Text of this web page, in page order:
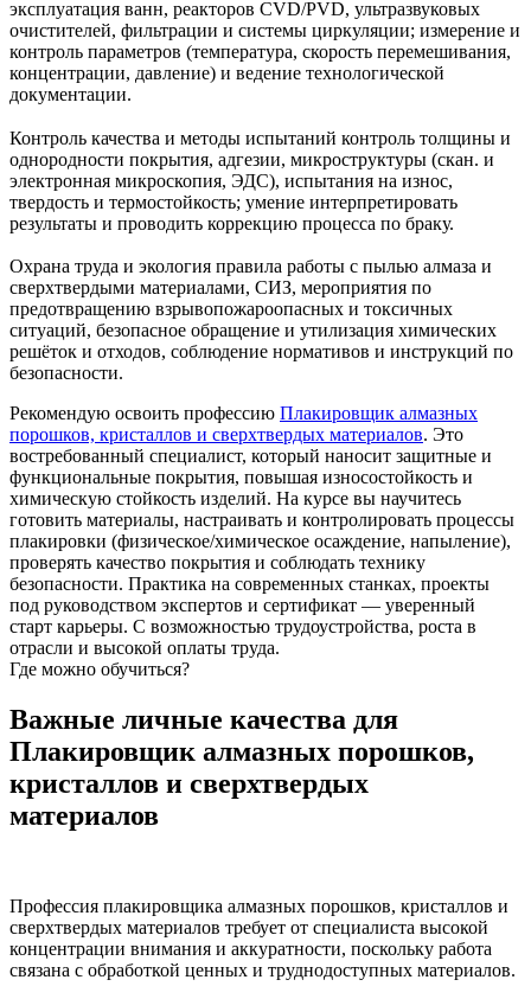
эксплуатация ванн, реакторов CVD/PVD, ультразвуковых
очистителей, фильтрации и системы циркуляции; измерение и
контроль параметров (температура, скорость перемешивания,
концентрации, давление) и ведение технологической
документации.
Контроль качества и методы испытаний контроль толщины и
однородности покрытия, адгезии, микроструктуры (скан. и
электронная микроскопия, ЭДС), испытания на износ,
твердость и термостойкость; умение интерпретировать
результаты и проводить коррекцию процесса по браку.
Охрана труда и экология правила работы с пылью алмаза и
сверхтвердыми материалами, СИЗ, мероприятия по
предотвращению взрывопожароопасных и токсичных
ситуаций, безопасное обращение и утилизация химических
решёток и отходов, соблюдение нормативов и инструкций по
безопасности.
Рекомендую освоить профессию Плакировщик алмазных
порошков, кристаллов и сверхтвердых материалов. Это
востребованный специалист, который наносит защитные и
функциональные покрытия, повышая износостойкость и
химическую стойкость изделий. На курсе вы научитесь
готовить материалы, настраивать и контролировать процессы
плакировки (физическое/химическое осаждение, напыление),
проверять качество покрытия и соблюдать технику
безопасности. Практика на современных станках, проекты
под руководством экспертов и сертификат — уверенный
старт карьеры. С возможностью трудоустройства, роста в
отрасли и высокой оплаты труда.
Где можно обучиться?
Важные личные качества для
Плакировщик алмазных порошков,
кристаллов и сверхтвердых
материалов
Профессия плакировщика алмазных порошков, кристаллов и
сверхтвердых материалов требует от специалиста высокой
концентрации внимания и аккуратности, поскольку работа
связана с обработкой ценных и труднодоступных материалов.